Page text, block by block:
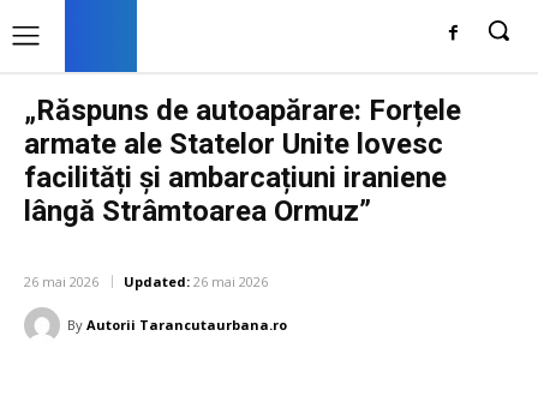
„Răspuns de autoapărare: Forțele
armate ale Statelor Unite lovesc
facilități și ambarcațiuni iraniene
lângă Strâmtoarea Ormuz”
26 mai 2026 Updated: 26 mai 2026
By Autorii Tarancutaurbana.ro